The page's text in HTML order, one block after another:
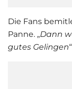
Die Fans
Panne. „Dann
gutes Gelingen